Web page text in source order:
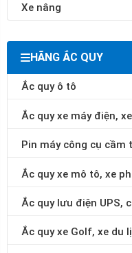
Xe nâng
HÃNG ẮC QUY
Ắc quy ô tô
Ắc quy xe máy điện,
Pin máy công cụ cầm
Ắc quy xe mô tô, xe
Ắc quy lưu điện UPS,
Ắc quy xe Golf, xe du